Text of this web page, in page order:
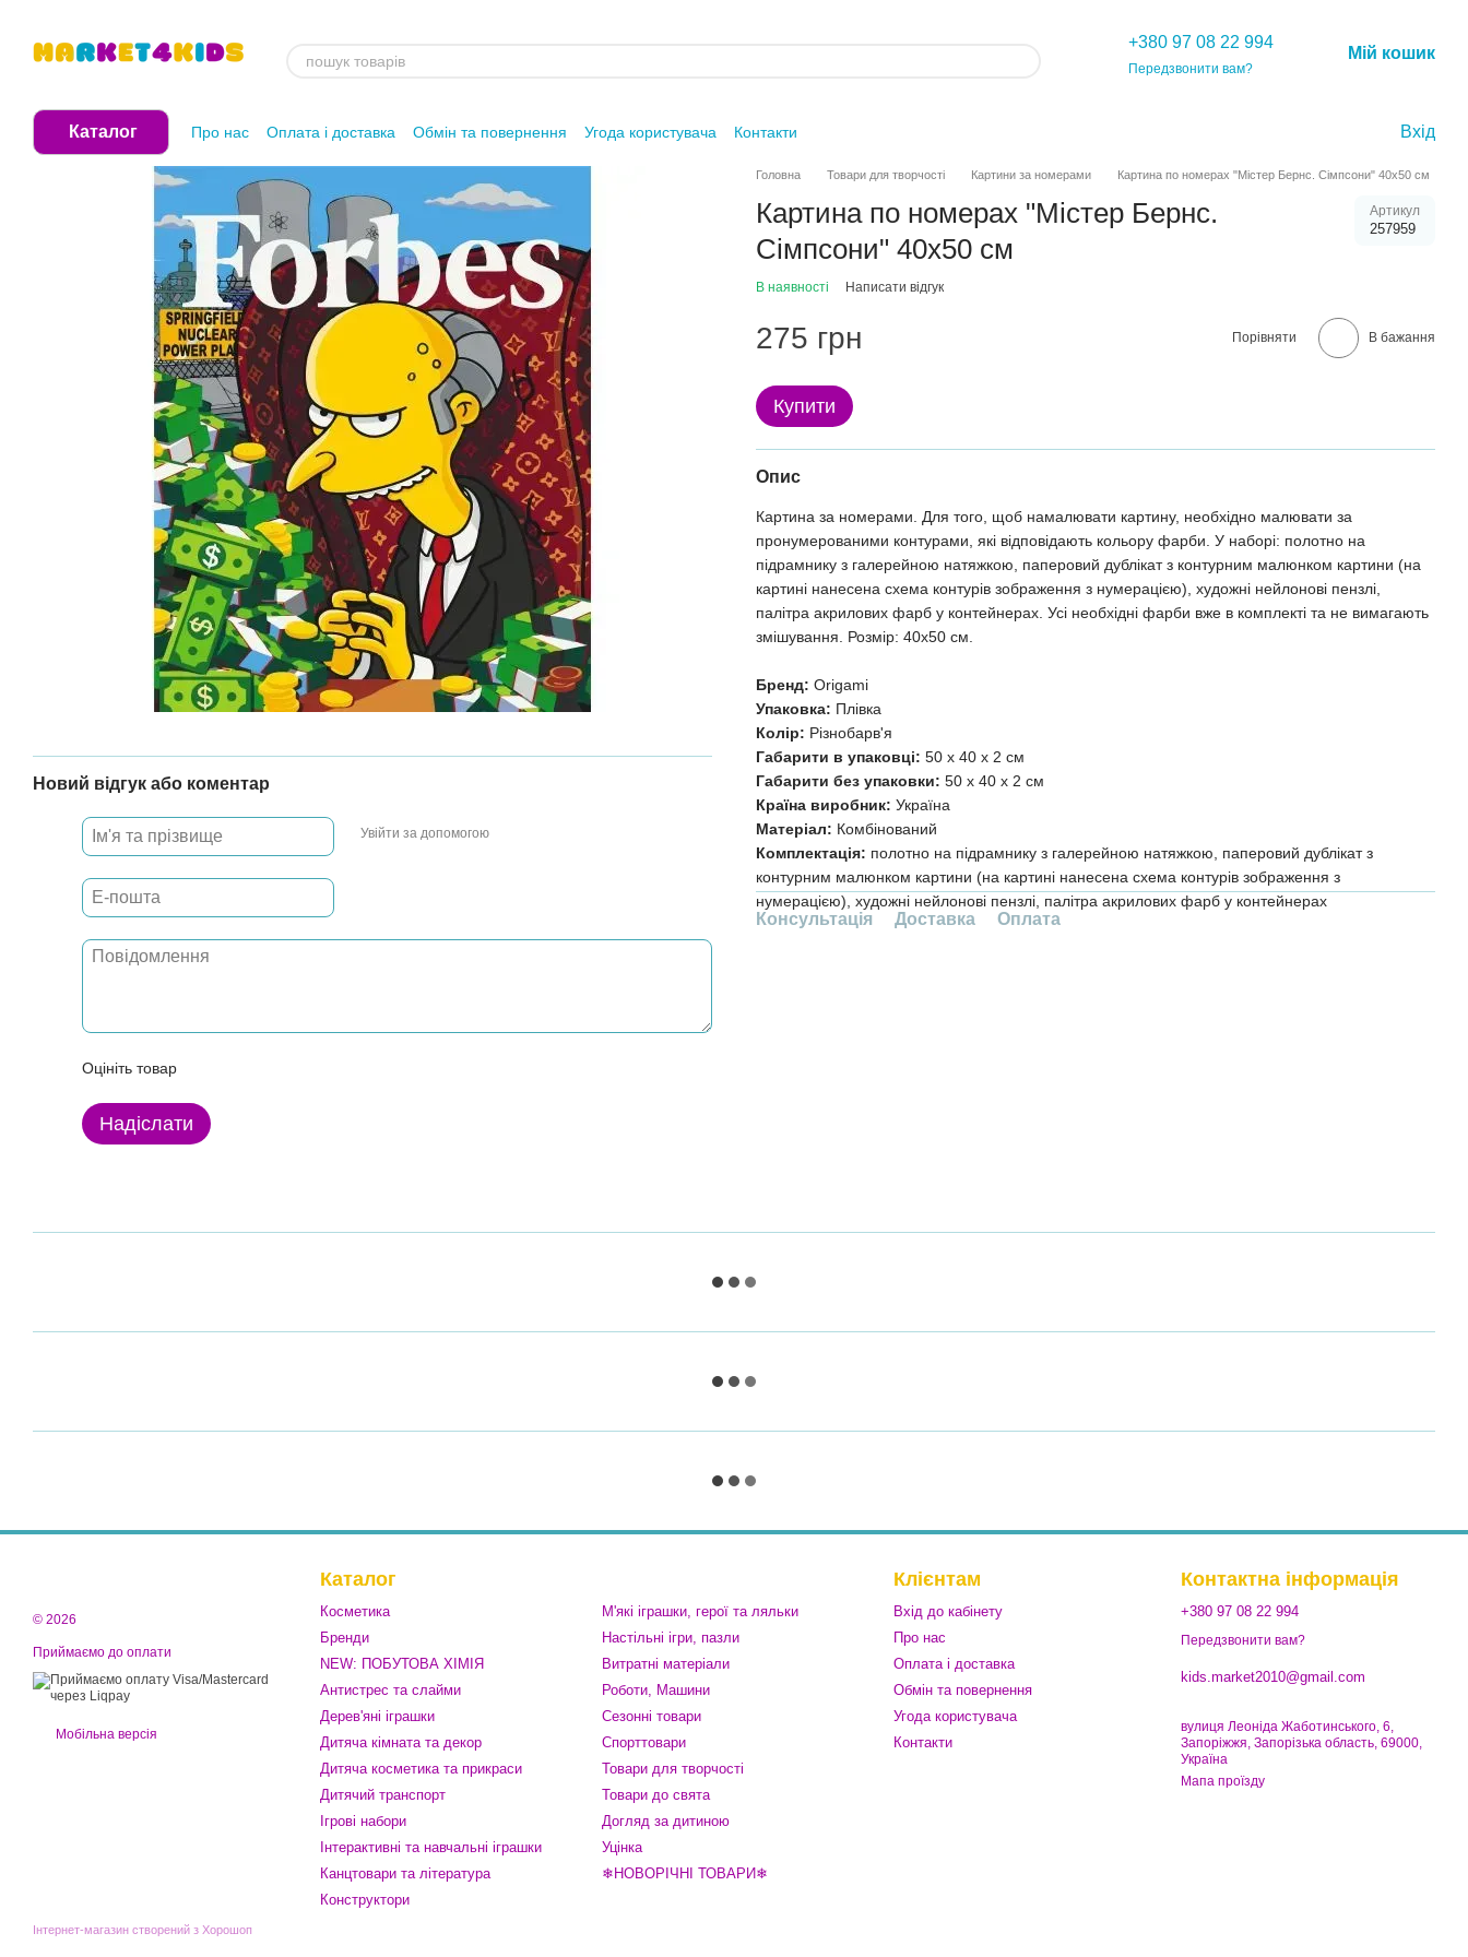
+380 97 08 22 994
Передзвонити вам?
Мій кошик
Каталог Про нас Оплата і доставка Обмін та повернення Угода користувача Контакти Вхід
Новий відгук або коментар
Увійти за допомогою
Оцініть товар
Надіслати
Головна Товари для творчості Картини за номерами Картина по номерах "Містер Бернс. Сімпсони" 40х50 см
Картина по номерах "Містер Бернс.
Сімпсони" 40х50 см
Артикул
257959
В наявності Написати відгук
275 грн Порівняти В бажання
Купити
Опис
Картина за номерами. Для того, щоб намалювати картину, необхідно малювати за
пронумерованими контурами, які відповідають кольору фарби. У наборі: полотно на
підрамнику з галерейною натяжкою, паперовий дублікат з контурним малюнком картини (на
картині нанесена схема контурів зображення з нумерацією), художні нейлонові пензлі,
палітра акрилових фарб у контейнерах. Усі необхідні фарби вже в комплекті та не вимагають
змішування. Розмір: 40х50 см.
Бренд: Origami
Упаковка: Плівка
Колір: Різнобарв'я
Габарити в упаковці: 50 x 40 x 2 см
Габарити без упаковки: 50 x 40 x 2 см
Країна виробник: Україна
Матеріал: Комбінований
Комплектація: полотно на підрамнику з галерейною натяжкою, паперовий дублікат з
контурним малюнком картини (на картині нанесена схема контурів зображення з
нумерацією), художні нейлонові пензлі, палітра акрилових фарб у контейнерах
Консультація Доставка Оплата
© 2026
Приймаємо до оплати
Мобільна версія
Інтернет-магазин створений з Хорошоп
Каталог
Косметика
Бренди
NEW: ПОБУТОВА ХІМІЯ
Антистрес та слайми
Дерев'яні іграшки
Дитяча кімната та декор
Дитяча косметика та прикраси
Дитячий транспорт
Ігрові набори
Інтерактивні та навчальні іграшки
Канцтовари та література
Конструктори
М'які іграшки, герої та ляльки
Настільні ігри, пазли
Витратні матеріали
Роботи, Машини
Сезонні товари
Спорттовари
Товари для творчості
Товари до свята
Догляд за дитиною
Уцінка
❄НОВОРІЧНІ ТОВАРИ❄
Клієнтам
Вхід до кабінету
Про нас
Оплата і доставка
Обмін та повернення
Угода користувача
Контакти
Контактна інформація
+380 97 08 22 994
Передзвонити вам?
kids.market2010@gmail.com
вулиця Леоніда Жаботинського, 6,
Запоріжжя, Запорізька область, 69000,
Україна
Мапа проїзду